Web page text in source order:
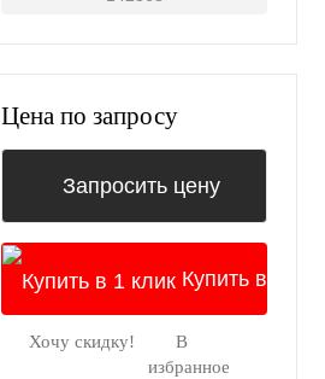
Цена по запросу
Запросить цену
Купить в
1 клик
Хочу скидку!
В
избранное